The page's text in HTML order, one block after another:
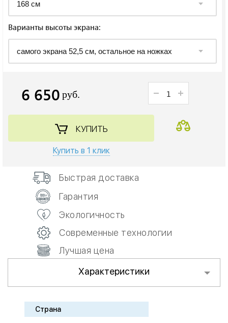
Варианты высоты экрана:
6 650 руб.
КУПИТЬ
Купить в 1 клик
Быстрая доставка
Гарантия
Экологичность
Современные технологии
Лучшая цена
Характеристики
Страна